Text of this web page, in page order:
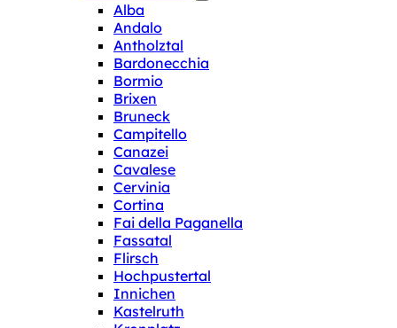
Alba
Andalo
Antholztal
Bardonecchia
Bormio
Brixen
Bruneck
Campitello
Canazei
Cavalese
Cervinia
Cortina
Fai della Paganella
Fassatal
Flirsch
Hochpustertal
Innichen
Kastelruth